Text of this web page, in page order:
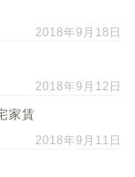
2018年9月18日
2018年9月12日
家賃
2018年9月11日